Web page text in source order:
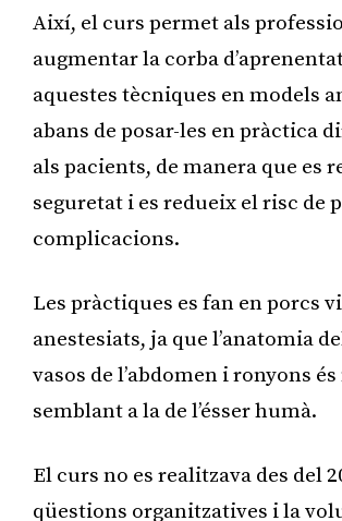
Així, el curs permet als
augmentar la corba
aquestes tècniques en models
abans de posar-les en pràctica
als pacients, de manera que es
seguretat i es redueix el risc de
complicacions.
Les pràctiques es fan en porcs
anestesiats, ja que l’anatomia
vasos de l’abdomen i ronyons
semblant a la de l’ésser humà.
El curs no es realitzava des del
qüestions organitzatives i la